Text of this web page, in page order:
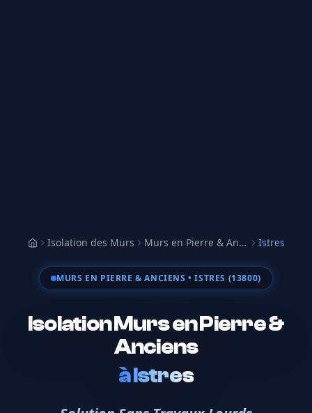
AccueilIsolation des Murs Murs en Pierre & Anciens Istres
MURS EN PIERRE & ANCIENS • ISTRES (13800)
Isolation Murs en Pierre &
Anciens
àIstres